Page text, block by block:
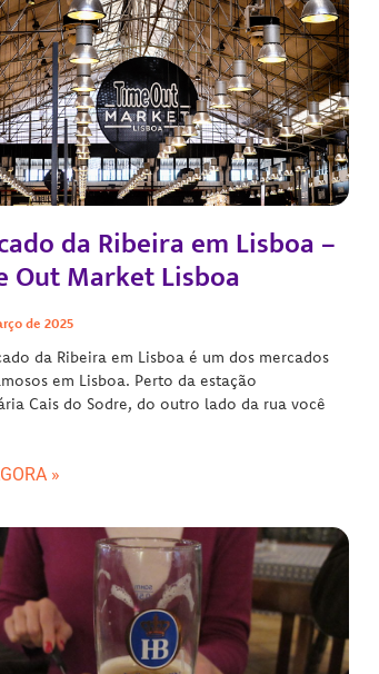
da Ribeira em Lisboa –
Out Market Lisboa
de 2025
da Ribeira em Lisboa é um dos mercados
em Lisboa. Perto da estação
Cais do Sodre, do outro lado da rua você
»